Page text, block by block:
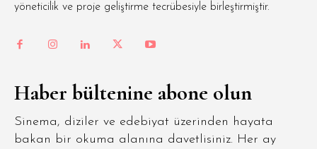
yöneticilik ve proje geliştirme tecrübesiyle birleştirmiştir.
Haber bültenine abone olun
Sinema, diziler ve edebiyat üzerinden hayata
bakan bir okuma alanına davetlisiniz. Her ay